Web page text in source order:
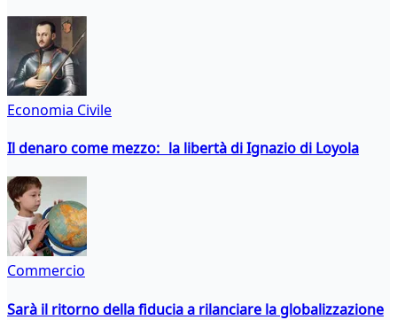
Economia Civile
Il denaro come mezzo: la libertà di Ignazio di Loyola
Commercio
Sarà il ritorno della fiducia a rilanciare la globalizzazione